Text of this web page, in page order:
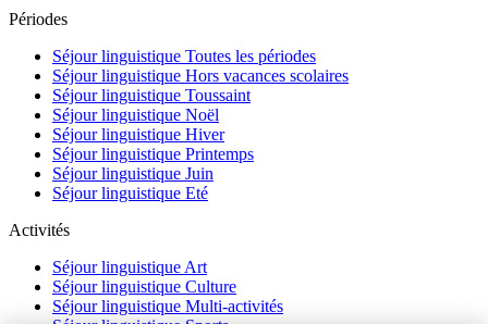
Périodes
Séjour linguistique Toutes les périodes
Séjour linguistique Hors vacances scolaires
Séjour linguistique Toussaint
Séjour linguistique Noël
Séjour linguistique Hiver
Séjour linguistique Printemps
Séjour linguistique Juin
Séjour linguistique Eté
Activités
Séjour linguistique Art
Séjour linguistique Culture
Séjour linguistique Multi-activités